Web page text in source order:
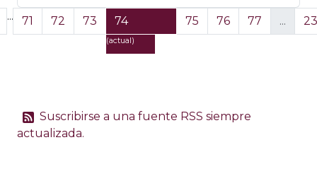
...
71 72 73 74
(actual)
75 76 77 ...
Suscribirse a una fuente RSS siempre
actualizada.